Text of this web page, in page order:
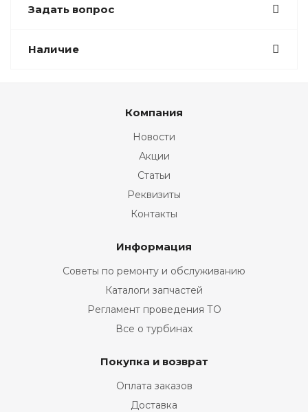
Задать вопрос
Наличие
Компания
Новости
Акции
Статьи
Реквизиты
Контакты
Информация
Советы по ремонту и обслуживанию
Каталоги запчастей
Регламент проведения ТО
Все о турбинах
Покупка и возврат
Оплата заказов
Доставка